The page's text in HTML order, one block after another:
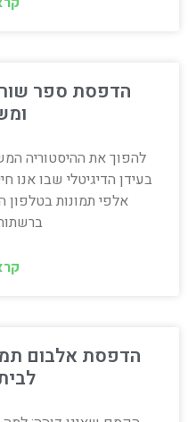
הדפסת ספר
להפוך את ההיסטוריה
בעידן הדיגיטלי שבו אנו
אלפי תמונות בטלפון
הדפסת אלבום